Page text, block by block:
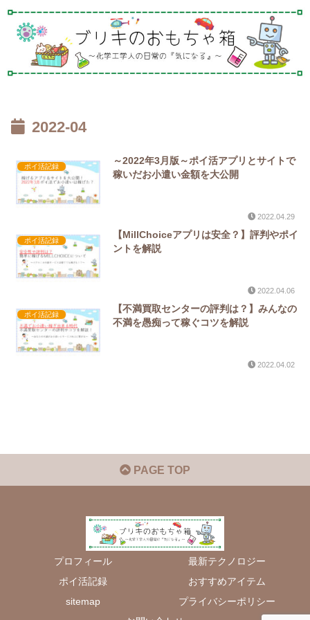
2022-04
ポイ活記録
～2022年3月版～ポイ活アプリとサイトで
稼いだお小遣い金額を大公開
2022.04.29
ポイ活記録
【MillChoiceアプリは安全？】評判やポイ
ントを解説
2022.04.06
ポイ活記録
【不満買取センターの評判は？】みんなの
不満を愚痴って稼ぐコツを解説
2022.04.02
PAGE TOP
プロフィール
最新テクノロジー
ポイ活記録
おすすめアイテム
sitemap
プライバシーポリシー